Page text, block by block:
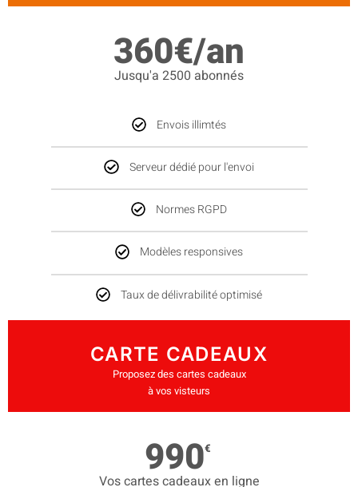
360€/an
Jusqu'a 2500 abonnés
Envois illimtés
Serveur dédié pour l'envoi
Normes RGPD
Modèles responsives
Taux de délivrabilité optimisé
CARTE CADEAUX
Proposez des cartes cadeaux
à vos visteurs
990€
Vos cartes cadeaux en ligne